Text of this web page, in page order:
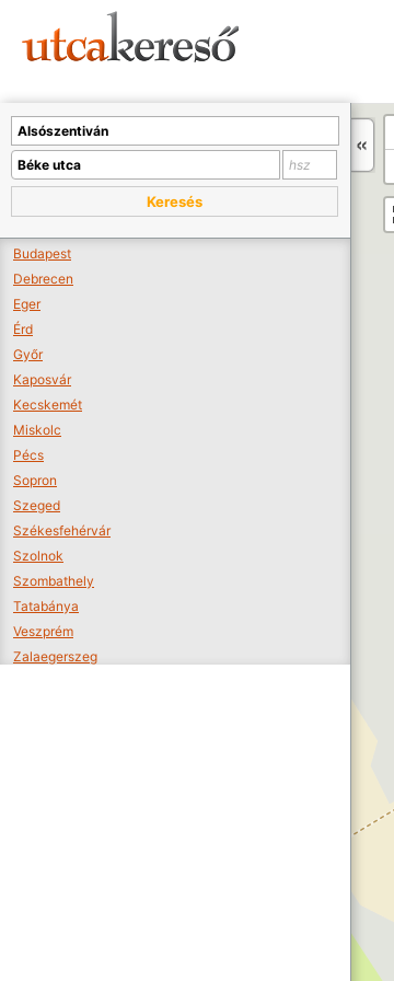
Keresés
Budapest
Debrecen
Eger
Érd
Győr
Kaposvár
Kecskemét
Miskolc
Pécs
Sopron
Szeged
Székesfehérvár
Szolnok
Szombathely
Tatabánya
Veszprém
Zalaegerszeg
A térképet kicsinyíteni kell, hogy látszódjanak a boltok.
Boltok látszódjanak >>